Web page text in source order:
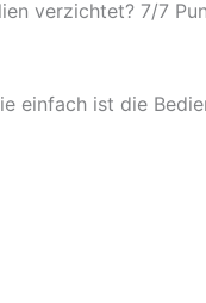
verzichtet? 7/7
einfach ist die